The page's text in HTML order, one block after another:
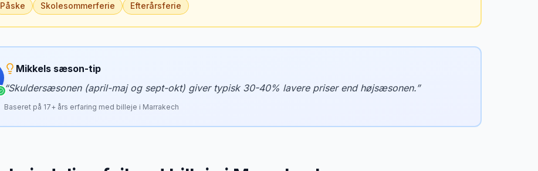
Påske Skolesommerferie Efterårsferie
Mikkels sæson-tip
“Skuldersæsonen (april-maj og sept-okt) giver typisk 30-40% lavere priser end højsæsonen.”
Baseret på 17+ års erfaring med billeje i Marrakech